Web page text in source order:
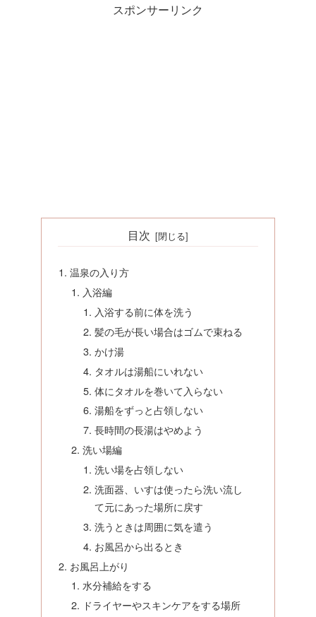
スポンサーリンク
目次
温泉の入り方
入浴編
入浴する前に体を洗う
髪の毛が長い場合はゴムで束ねる
かけ湯
タオルは湯船にいれない
体にタオルを巻いて入らない
湯船をずっと占領しない
長時間の長湯はやめよう
洗い場編
洗い場を占領しない
洗面器、いすは使ったら洗い流し
て元にあった場所に戻す
洗うときは周囲に気を遣う
お風呂から出るとき
お風呂上がり
水分補給をする
ドライヤーやスキンケアをする場所